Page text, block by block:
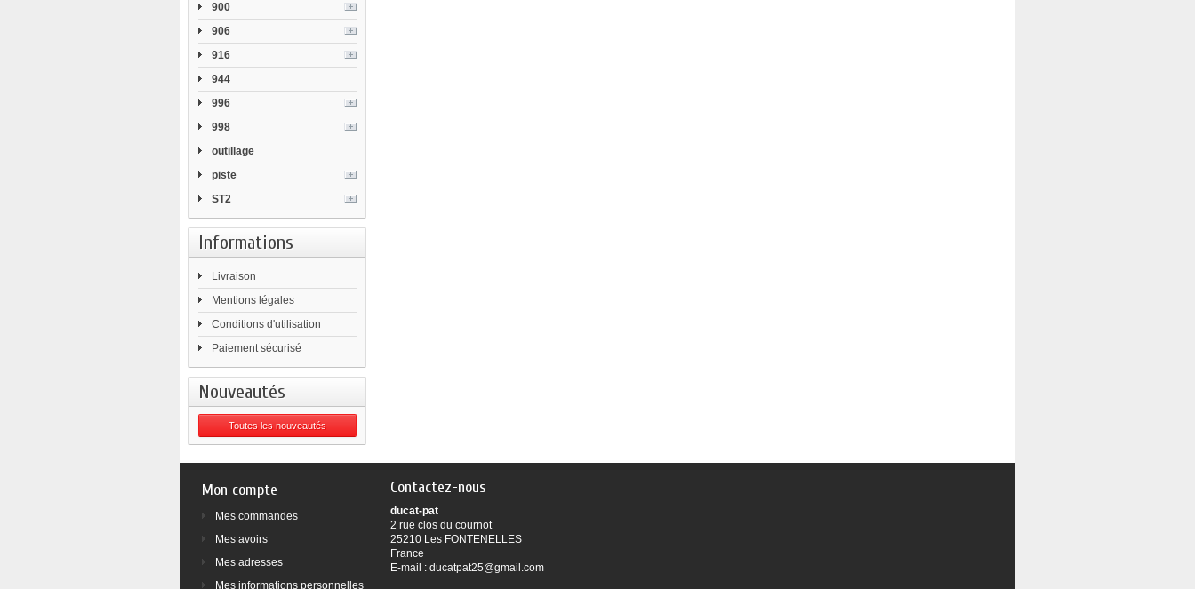
900
906
916
944
996
998
outillage
piste
ST2
Informations
Livraison
Mentions légales
Conditions d'utilisation
Paiement sécurisé
Nouveautés
Toutes les nouveautés
Mon compte
Mes commandes
Mes avoirs
Mes adresses
Mes informations personnelles
Contactez-nous
ducat-pat
2 rue clos du cournot
25210 Les FONTENELLES
France
E-mail : ducatpat25@gmail.com